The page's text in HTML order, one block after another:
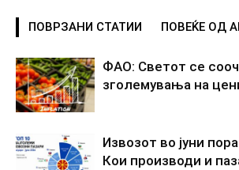
ПОВРЗАНИ СТАТИИ ПОВЕЌЕ ОД
ФАО: Светот се
зголемувања на
Извозот во јуни
Кои производи и